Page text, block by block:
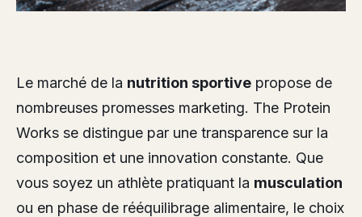
Le marché de la nutrition sportive propose de
nombreuses promesses marketing. The Protein
Works se distingue par une transparence sur la
composition et une innovation constante. Que
vous soyez un athlète pratiquant la musculation
ou en phase de rééquilibrage alimentaire, le choix